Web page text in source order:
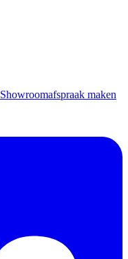
Showroomafspraak maken